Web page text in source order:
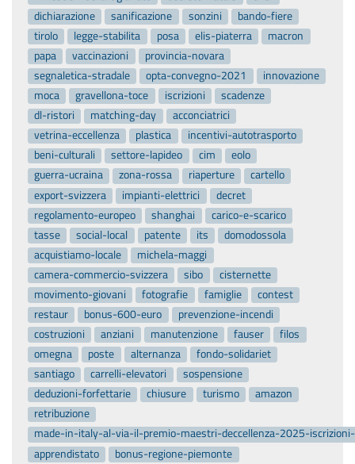
dichiarazione
sanificazione sonzini
bando-fiere
tirolo
legge-stabilita posa elis-piaterra
macron
papa
vaccinazioni
provincia-novara
segnaletica-stradale
opta-convegno-2021
innovazione
moca
gravellona-toce iscrizioni
scadenze
dl-ristori
matching-day
acconciatrici
vetrina-eccellenza
plastica
incentivi-autotrasporto
beni-culturali
settore-lapideo cim
eolo
guerra-ucraina
zona-rossa riaperture
cartello
export-svizzera
impianti-elettrici
decret
regolamento-europeo
shanghai
carico-e-scarico
tasse
social-local patente its
domodossola
acquistiamo-locale
michela-maggi
camera-commercio-svizzera
sibo
cisternette
movimento-giovani
fotografie famiglie
contest
restaur
bonus-600-euro
prevenzione-incendi
costruzioni
anziani manutenzione fauser
filos
omegna
poste alternanza
fondo-solidariet
santiago
carrelli-elevatori
sospensione
deduzioni-forfettarie
chiusure turismo
amazon
retribuzione
made-in-italy-al-via-il-premio-maestri-deccellenza-2025-
apprendistato
bonus-regione-piemonte